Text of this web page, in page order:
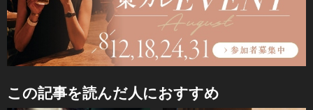
この記事を読んだ人におすすめ